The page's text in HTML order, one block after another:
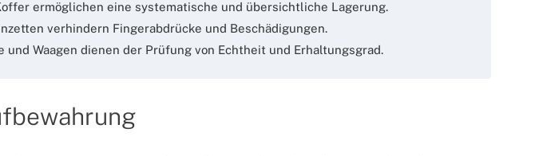
ermöglichen eine systematische und übersichtliche Lagerung.
verhindern Fingerabdrücke und Beschädigungen.
und Waagen dienen der Prüfung von Echtheit und Erhaltungsgrad.